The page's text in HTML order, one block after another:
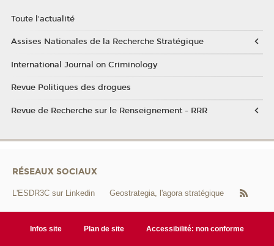
Toute l'actualité
Assises Nationales de la Recherche Stratégique
International Journal on Criminology
Revue Politiques des drogues
Revue de Recherche sur le Renseignement - RRR
RÉSEAUX SOCIAUX
L'ESDR3C sur Linkedin Geostrategia, l'agora stratégique
Infos site Plan de site Accessibilité: non conforme